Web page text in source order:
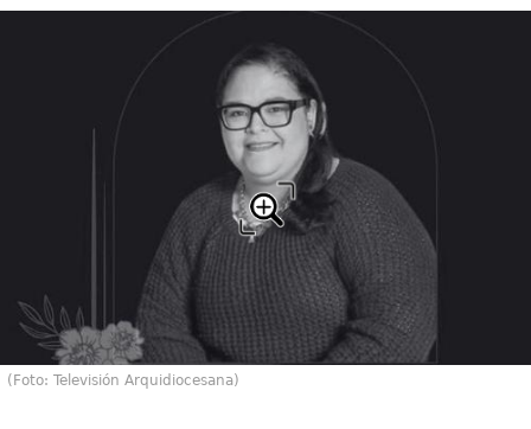
(Foto: Televisión Arquidiocesana)